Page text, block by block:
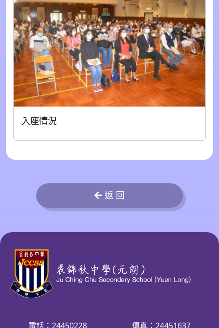
入座情況
返 回
電話：24450228 傳真：24451637